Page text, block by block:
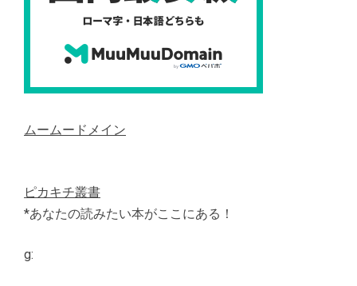
ムームードメイン
ピカキチ叢書
*あなたの読みたい本がここにある！
g: